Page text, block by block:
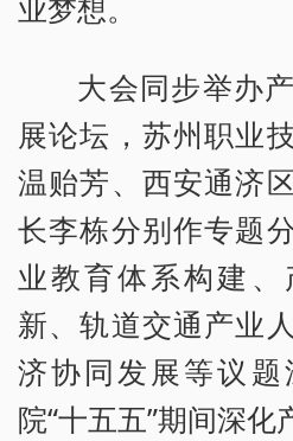
业梦想。
大会同步举办
展论坛，苏州职业
温贻芳、西安通济
长李栋分别作专题
业教育体系构建
新、轨道交通产业
济协同发展等议
院“十五五”期间深